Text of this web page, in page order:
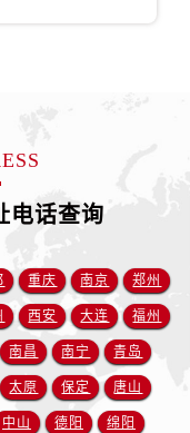
电话查询
重庆 南京 郑州
西安 大连 福州
南昌 南宁 青岛
太原 保定 唐山
中山 德阳 绵阳